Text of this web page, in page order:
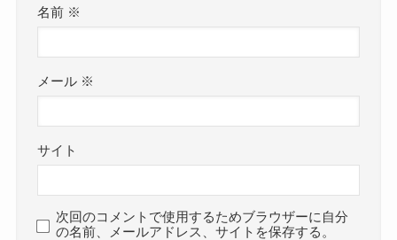
名前 ※
メール ※
サイト
次回のコメントで使用するためブラウザーに自分
の名前、メールアドレス、サイトを保存する。